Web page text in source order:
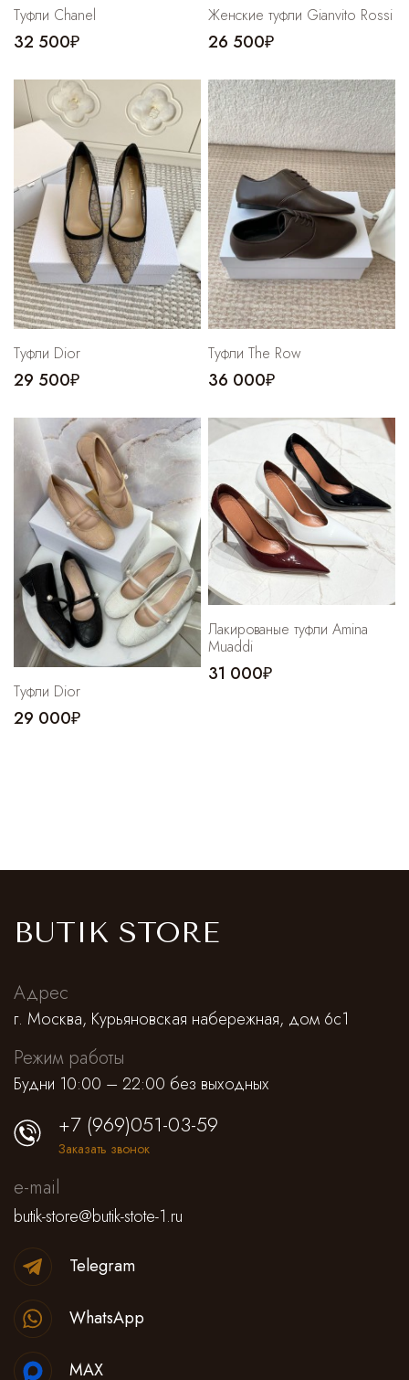
Туфли Chanel
32 500₽
Женские туфли Gianvito Rossi
26 500₽
Туфли Dior
29 500₽
Туфли The Row
36 000₽
Туфли Dior
29 000₽
Лакированые туфли Amina
Muaddi
31 000₽
BUTIK STORE
Адрес
г. Москва, Курьяновская набережная, дом 6с1
Режим работы
Будни 10:00 – 22:00 без выходных
+7 (969)051-03-59
Заказать звонок
e-mail
butik-store@butik-stote-1.ru
Telegram
WhatsApp
MAX